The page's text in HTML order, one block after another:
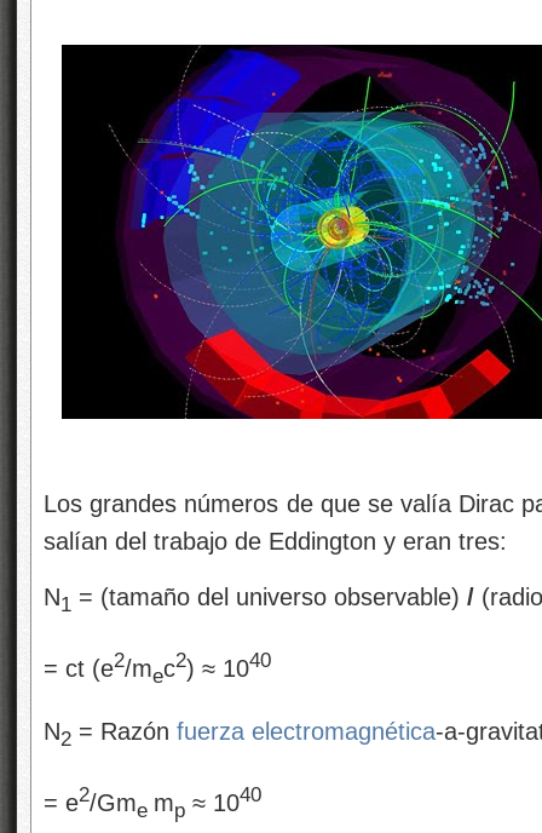
Los grandes números de que se valía Dirac
salían del trabajo de Eddington y eran tres:
N1 = (tamaño del universo observable) /
= ct (e2/mec2) ≈ 1040
N2 = Razón fuerza electromagnética-a-
= e2/Gme mp ≈ 1040